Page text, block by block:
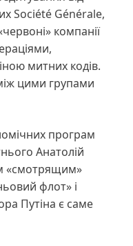
Société Générale,
компанії
митних кодів.
цими групами
програм
Анатолій
«смотрящим»
флот» і
Путіна є саме